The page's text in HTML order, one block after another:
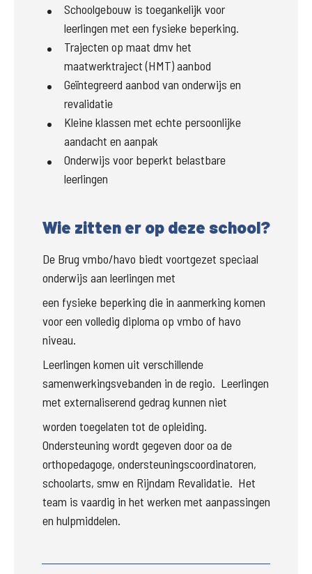
Schoolgebouw is toegankelijk voor
leerlingen met een fysieke beperking.
Trajecten op maat dmv het
maatwerktraject (HMT) aanbod
Geïntegreerd aanbod van onderwijs en
revalidatie
Kleine klassen met echte persoonlijke
aandacht en aanpak
Onderwijs voor beperkt belastbare
leerlingen
Wie zitten er op deze school?
De Brug vmbo/havo biedt voortgezet speciaal
onderwijs aan leerlingen met
een fysieke beperking die in aanmerking komen
voor een volledig diploma op vmbo of havo
niveau.
Leerlingen komen uit verschillende
samenwerkingsvebanden in de regio.  Leerlingen
met externaliserend gedrag kunnen niet
worden toegelaten tot de opleiding.
Ondersteuning wordt gegeven door oa de
orthopedagoge, ondersteuningscoordinatoren,
schoolarts, smw en Rijndam Revalidatie.  Het
team is vaardig in het werken met aanpassingen
en hulpmiddelen.